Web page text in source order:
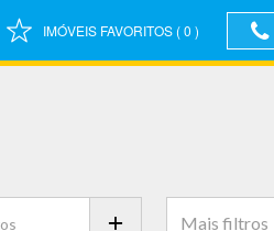
IMÓVEIS FAVORITOS (0 )